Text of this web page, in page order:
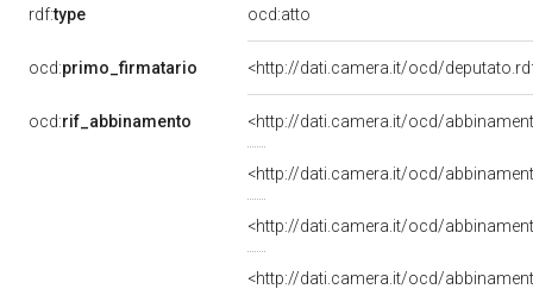
rdf:type ocd:atto
ocd:primo_firmatario <http://dati.camera.it/ocd/
ocd:rif_abbinamento <http://dati.camera.it/ocd/
<http://dati.camera.it/ocd/
<http://dati.camera.it/ocd/
<http://dati.camera.it/ocd/